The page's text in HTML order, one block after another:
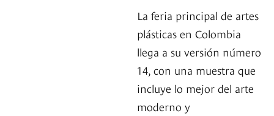
La feria principal de artes
plásticas en Colombia
llega a su versión número
14, con una muestra que
incluye lo mejor del arte
moderno y